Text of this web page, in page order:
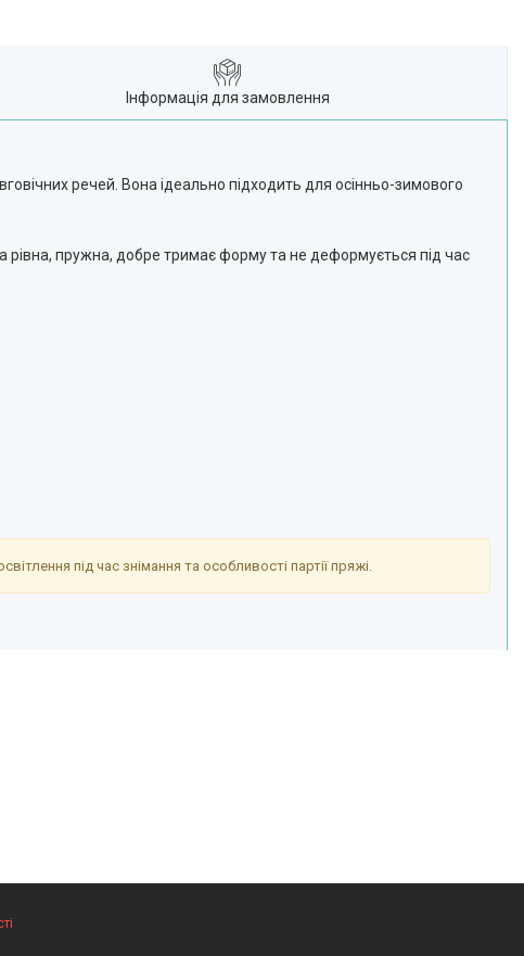
Інформація для замовлення
речей. Вона ідеально підходить для осінньо-зимового
рівна, пружна, добре тримає форму та не деформується під час
під час знімання та особливості партії пряжі.